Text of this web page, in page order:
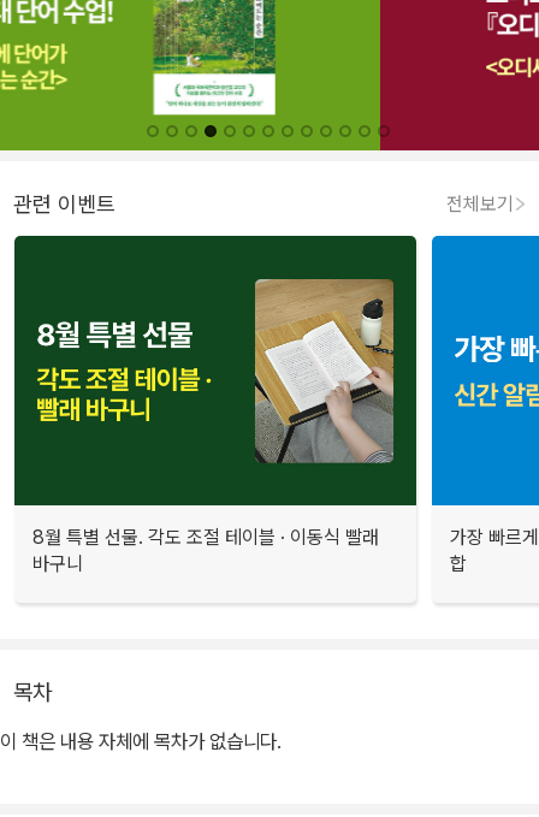
관련 이벤트 전체보기
8월 특별 선물. 각도 조절 테이블 · 이동식 빨래
바구니
가장 빠르
합
목차
이 책은 내용 자체에 목차가 없습니다.